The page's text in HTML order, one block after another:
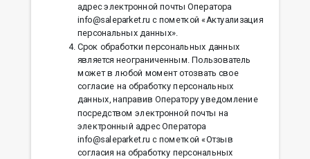
адрес электронной почты Оператора
info@saleparket.ru с пометкой «Актуализация
персональных данных».
Срок обработки персональных данных
является неограниченным. Пользователь
может в любой момент отозвать свое
согласие на обработку персональных
данных, направив Оператору уведомление
посредством электронной почты на
электронный адрес Оператора
info@saleparket.ru с пометкой «Отзыв
согласия на обработку персональных